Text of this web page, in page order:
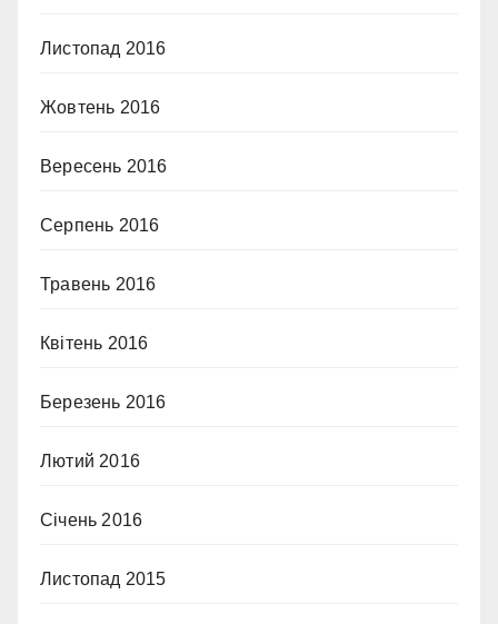
Листопад 2016
Жовтень 2016
Вересень 2016
Серпень 2016
Травень 2016
Квітень 2016
Березень 2016
Лютий 2016
Січень 2016
Листопад 2015